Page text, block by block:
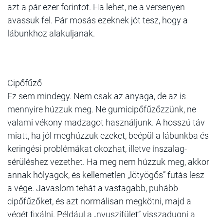
azt a pár ezer forintot. Ha lehet, ne a versenyen
avassuk fel. Pár mosás ezeknek jót tesz, hogy a
lábunkhoz alakuljanak.
Cipőfűző
Ez sem mindegy. Nem csak az anyaga, de az is
mennyire húzzuk meg. Ne gumicipőfűzőzzünk, ne
valami vékony madzagot használjunk. A hosszú táv
miatt, ha jól meghúzzuk ezeket, beépül a lábunkba és
keringési problémákat okozhat, illetve ínszalag-
sérüléshez vezethet. Ha meg nem húzzuk meg, akkor
annak hólyagok, és kellemetlen „lötyögős” futás lesz
a vége. Javaslom tehát a vastagabb, puhább
cipőfűzőket, és azt normálisan megkötni, majd a
végét fixálni. Például a „nyuszifület” visszadugni a